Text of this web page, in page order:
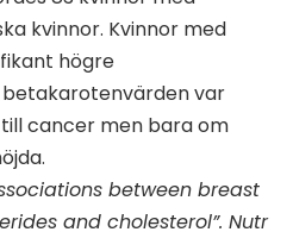
kvinnor. Kvinnor med
högre
var
cancer men bara om
between breast
and cholesterol”. Nutr